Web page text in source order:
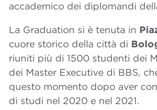
accademico dei diplomandi
La Graduation si è tenuta in
cuore storico della città di
riuniti più di 1500 studenti dei
dei Master Executive di BBS,
questo momento dopo aver
di studi nel 2020 e nel 2021.